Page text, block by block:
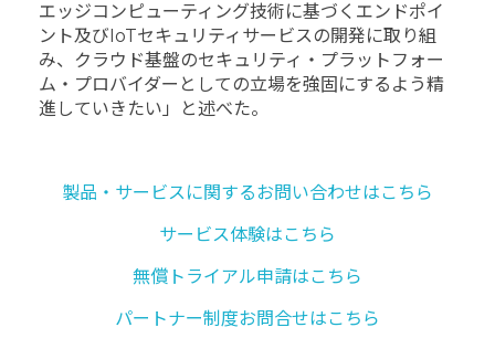
エッジコンピューティング技術に基づくエンドポイ
ント及びIoTセキュリティサービスの開発に取り組
み、クラウド基盤のセキュリティ・プラットフォー
ム・プロバイダーとしての立場を強固にするよう精
進していきたい」と述べた。
製品・サービスに関するお問い合わせはこちら
サービス体験はこちら
無償トライアル申請はこちら
パートナー制度お問合せはこちら